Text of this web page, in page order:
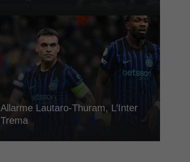
Allarme Lautaro-Thuram, L’Inter
Trema